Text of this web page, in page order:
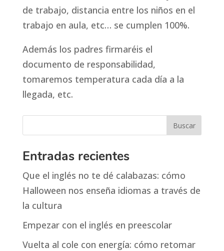
de trabajo, distancia entre los niños en el
trabajo en aula, etc… se cumplen 100%.
Además los padres firmaréis el
documento de responsabilidad,
tomaremos temperatura cada día a la
llegada, etc.
Entradas recientes
Que el inglés no te dé calabazas: cómo
Halloween nos enseña idiomas a través de
la cultura
Empezar con el inglés en preescolar
Vuelta al cole con energía: cómo retomar